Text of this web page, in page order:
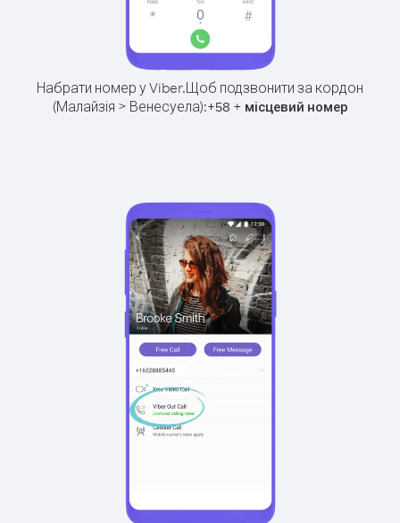
Набрати номер у Viber.Щоб подзвонити за кордон
(Малайзія > Венесуела):+58 + місцевий номер